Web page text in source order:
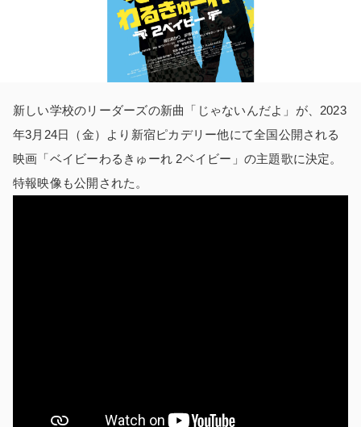
新しい学校のリーダーズの新曲「じゃないんだよ」が、2023
年3月24日（金）より新宿ピカデリー他にて全国公開される
映画「ベイビーわるきゅーれ 2ベイビー」の主題歌に決定。
特報映像も公開された。